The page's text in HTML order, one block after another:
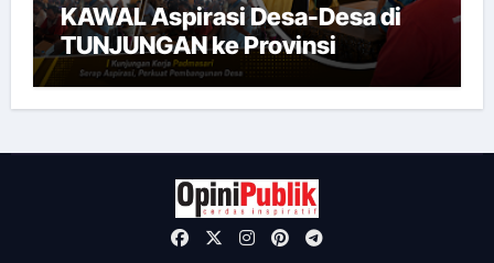
KAWAL Aspirasi Desa-Desa di
TUNJUNGAN ke Provinsi